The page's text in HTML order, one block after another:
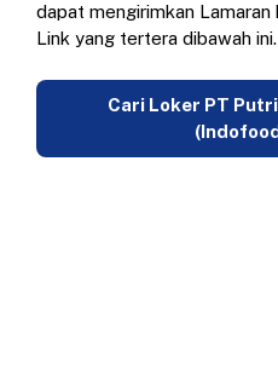
dapat mengirimkan Lamaran
Link yang tertera dibawah ini.
Cari Loker PT